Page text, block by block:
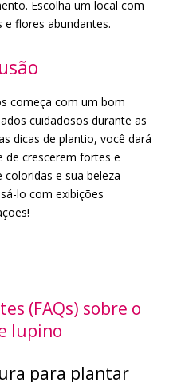
Escolha um local com
flores abundantes.
começa com um bom
cuidadosos durante as
dicas de plantio, você dará
de crescerem fortes e
e sua beleza
lo com exibições
(FAQs) sobre o
lupino
para plantar